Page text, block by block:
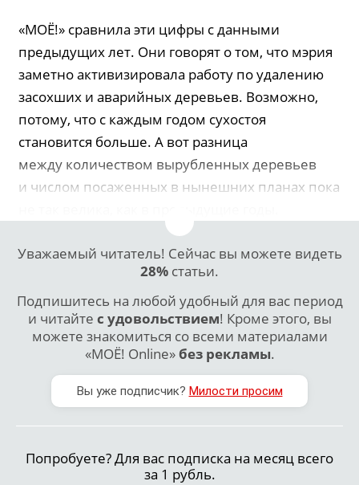
«МОЁ!» сравнила эти цифры с данными
предыдущих лет. Они говорят о том, что мэрия
заметно активизировала работу по удалению
засохших и аварийных деревьев. Возможно,
потому, что с каждым годом сухостоя
становится больше. А вот разница
между количеством вырубленных деревьев
и числом посаженных в нынешних планах пока
Уважаемый читатель! Сейчас вы можете видеть
28% статьи.
Подпишитесь на любой удобный для вас период
и читайте с удовольствием! Кроме этого, вы
можете знакомиться со всеми материалами
«МОЁ! Online»без рекламы.
Вы уже подписчик? Милости просим
Попробуете? Для вас подписка на месяц всего
за 1 рубль.